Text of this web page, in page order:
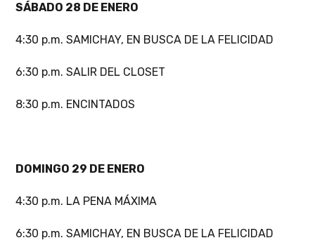
SÁBADO 28 DE ENERO
4:30 p.m. SAMICHAY, EN BUSCA DE LA FELICIDAD
6:30 p.m. SALIR DEL CLOSET
8:30 p.m. ENCINTADOS
DOMINGO 29 DE ENERO
4:30 p.m. LA PENA MÁXIMA
6:30 p.m. SAMICHAY, EN BUSCA DE LA FELICIDAD